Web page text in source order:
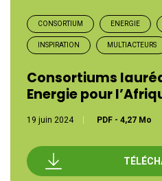
CONSORTIUM ENERGIE
INSPIRATION MULTIACTEURS
Consortiums
Energie pour
19 juin 2024 PDF - 4,27 Mo